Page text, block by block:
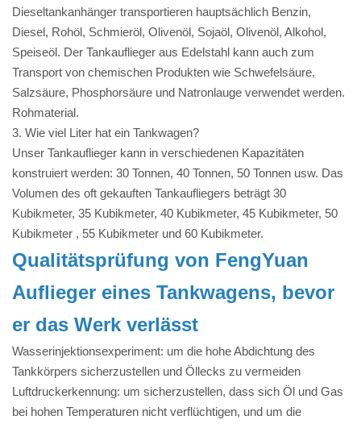
Dieseltankanhänger transportieren hauptsächlich Benzin,
Diesel, Rohöl, Schmieröl, Olivenöl, Sojaöl, Olivenöl, Alkohol,
Speiseöl. Der Tankauflieger aus Edelstahl kann auch zum
Transport von chemischen Produkten wie Schwefelsäure,
Salzsäure, Phosphorsäure und Natronlauge verwendet werden.
Rohmaterial.
3. Wie viel Liter hat ein Tankwagen?
Unser Tankauflieger kann in verschiedenen Kapazitäten
konstruiert werden: 30 Tonnen, 40 Tonnen, 50 Tonnen usw. Das
Volumen des oft gekauften Tankaufliegers beträgt 30
Kubikmeter, 35 Kubikmeter, 40 Kubikmeter, 45 Kubikmeter, 50
Kubikmeter , 55 Kubikmeter und 60 Kubikmeter.
Qualitätsprüfung von FengYuan
Auflieger eines Tankwagens, bevor
er das Werk verlässt
Wasserinjektionsexperiment: um die hohe Abdichtung des
Tankkörpers sicherzustellen und Öllecks zu vermeiden
Luftdruckerkennung: um sicherzustellen, dass sich Öl und Gas
bei hohen Temperaturen nicht verflüchtigen, und um die